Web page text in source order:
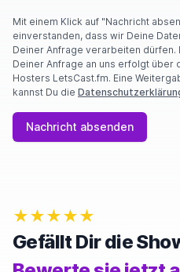
Mit einem Klick auf "Nachricht
einverstanden, dass wir Deine
Deiner Anfrage verarbeiten dürfen.
Deiner Anfrage an uns erfolgt
Hosters LetsCast.fm. Eine
kannst Du die
Nachricht absenden
★★★★★
Gefällt Dir die